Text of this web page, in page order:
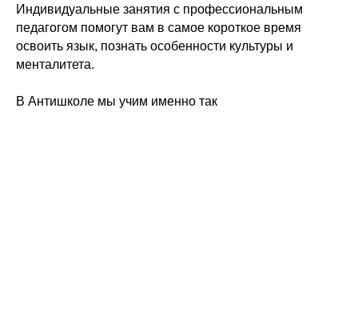
Индивидуальные занятия с профессиональным
педагогом помогут вам в самое короткое время
освоить язык, познать особенности культуры и
менталитета.
В Антишколе мы учим именно так